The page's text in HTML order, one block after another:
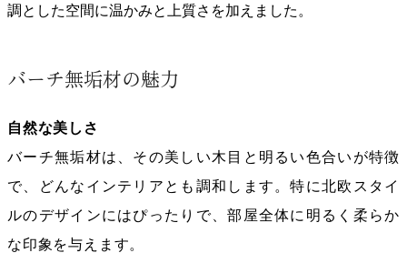
調とした空間に温かみと上質さを加えました。
バーチ無垢材の魅力
自然な美しさ
バーチ無垢材は、その美しい木目と明るい色合いが特徴
で、どんなインテリアとも調和します。特に北欧スタイ
ルのデザインにはぴったりで、部屋全体に明るく柔らか
な印象を与えます。